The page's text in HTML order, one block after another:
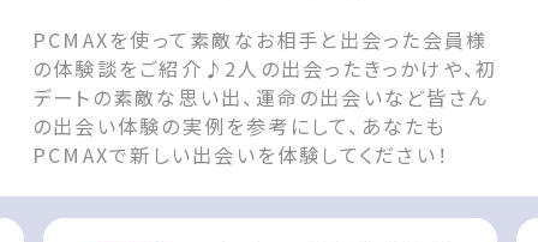
PCMAXを使って素敵なお相手と出会った会員様
の体験談をご紹介♪2人の出会ったきっかけや、初
デートの素敵な思い出、運命の出会いなど皆さん
の出会い体験の実例を参考にして、あなたも
PCMAXで新しい出会いを体験してください！